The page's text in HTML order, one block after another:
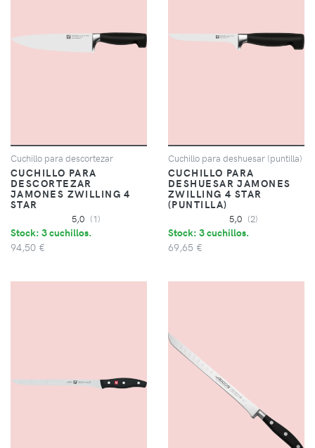
Cuchillo para descortezar
CUCHILLO PARA
DESCORTEZAR
JAMONES ZWILLING 4
STAR
5,0 (1)
Stock: 3 cuchillos.
94,50 €
Cuchillo para deshuesar (puntilla)
CUCHILLO PARA
DESHUESAR JAMONES
ZWILLING 4 STAR
(PUNTILLA)
5,0 (2)
Stock: 3 cuchillos.
69,65 €